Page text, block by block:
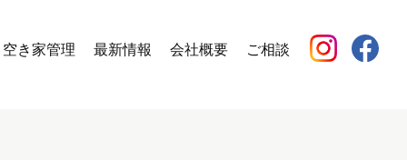
空き家管理 最新情報 会社概要 ご相談